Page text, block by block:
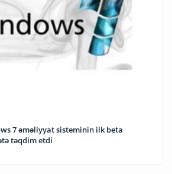
7 əməliyyat sisteminin ilk beta
təqdim etdi